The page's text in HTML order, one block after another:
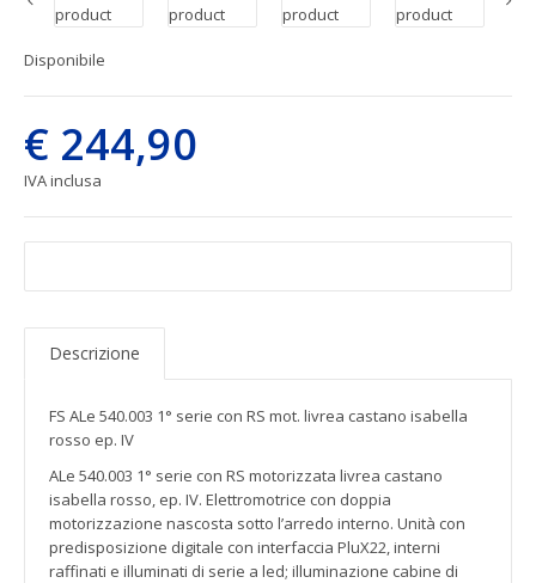
Disponibile
€ 244,90
IVA inclusa
Descrizione
FS ALe 540.003 1° serie con RS mot. livrea castano isabella
rosso ep. IV
ALe 540.003 1° serie con RS motorizzata livrea castano
isabella rosso, ep. IV. Elettromotrice con doppia
motorizzazione nascosta sotto l’arredo interno. Unità con
predisposizione digitale con interfaccia PluX22, interni
raffinati e illuminati di serie a led; illuminazione cabine di